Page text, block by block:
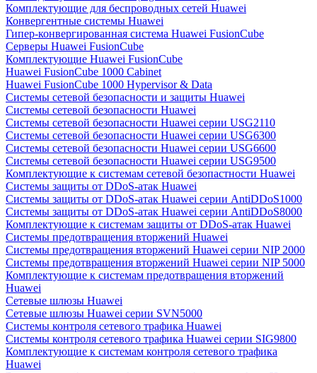
Комплектующие для беспроводных сетей Huawei
Конвергентные системы Huawei
Гипер-конвергированная система Huawei FusionCube
Серверы Huawei FusionCube
Комплектующие Huawei FusionCube
Huawei FusionCube 1000 Cabinet
Huawei FusionCube 1000 Hypervisor & Data
Системы сетевой безопасности и защиты Huawei
Системы сетевой безопасности Huawei
Системы сетевой безопасности Huawei серии USG2110
Системы сетевой безопасности Huawei серии USG6300
Системы сетевой безопасности Huawei серии USG6600
Системы сетевой безопасности Huawei серии USG9500
Комплектующие к системам сетевой безопастности Huawei
Системы защиты от DDoS-атак Huawei
Системы защиты от DDoS-атак Huawei серии AntiDDoS1000
Системы защиты от DDoS-атак Huawei серии AntiDDoS8000
Комплектующие к системам защиты от DDoS-атак Huawei
Системы предотвращения вторжений Huawei
Системы предотвращения вторжений Huawei серии NIP 2000
Системы предотвращения вторжений Huawei серии NIP 5000
Комплектующие к системам предотвращения вторжений
Huawei
Сетевые шлюзы Huawei
Сетевые шлюзы Huawei серии SVN5000
Системы контроля сетевого трафика Huawei
Системы контроля сетевого трафика Huawei серии SIG9800
Комплектующие к системам контроля сетевого трафика
Huawei